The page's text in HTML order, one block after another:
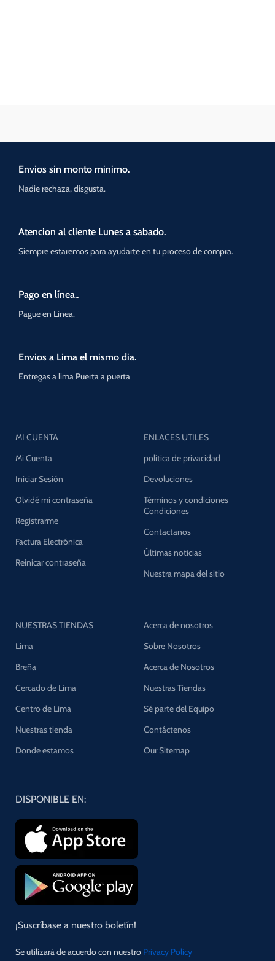
Envios sin monto minimo.
Nadie rechaza, disgusta.
Atencion al cliente Lunes a sabado.
Siempre estaremos para ayudarte en tu proceso de compra.
Pago en línea..
Pague en Linea.
Envios a Lima el mismo dia.
Entregas a lima Puerta a puerta
MI CUENTA
Mi Cuenta
Iniciar Sesión
Olvidé mi contraseña
Registrarme
Factura Electrónica
Reinicar contraseña
ENLACES UTILES
política de privacidad
Devoluciones
Términos y condiciones
Condiciones
Contactanos
Últimas noticias
Nuestra mapa del sitio
NUESTRAS TIENDAS
Lima
Breña
Cercado de Lima
Centro de Lima
Nuestras tienda
Donde estamos
Acerca de nosotros
Sobre Nosotros
Acerca de Nosotros
Nuestras Tiendas
Sé parte del Equipo
Contáctenos
Our Sitemap
DISPONIBLE EN:
¡Suscríbase a nuestro boletín!
Se utilizará de acuerdo con nuestro Privacy Policy